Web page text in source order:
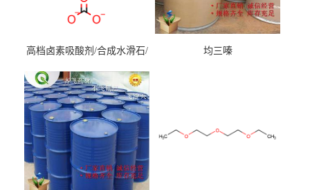
高档卤素吸酸剂/合成水滑石/
均三嗪